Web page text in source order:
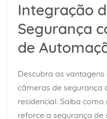
Integração
Segurança
de
Descubra as
câmeras de segurança
residencial. Saiba
reforce a segurança de